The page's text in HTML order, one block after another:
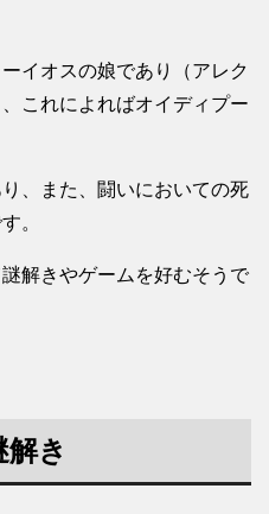
イオスの娘であり（アレク
これによればオイディプー
、また、闘いにおいての死
。
解きやゲームを好むそうで
き